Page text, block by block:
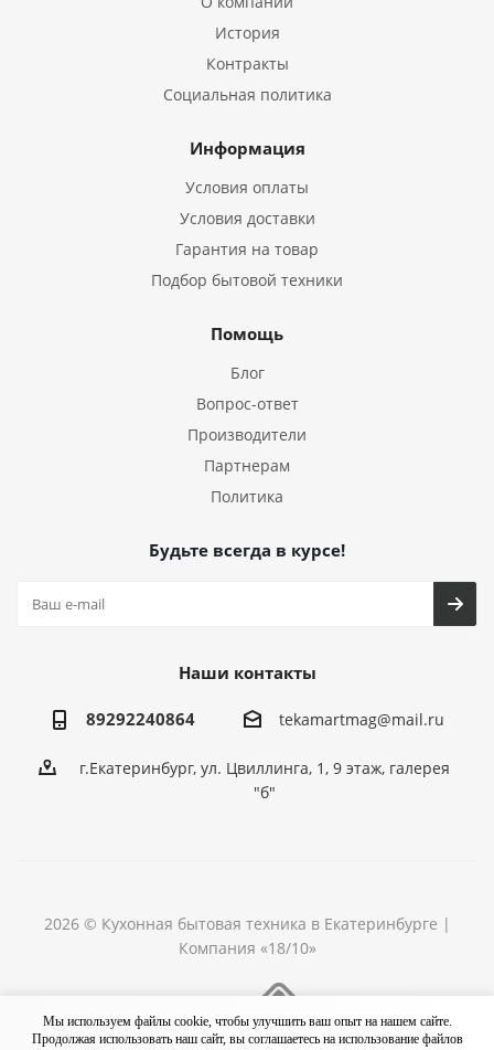
История
Контракты
Социальная политика
Информация
Условия оплаты
Условия доставки
Гарантия на товар
Подбор бытовой техники
Помощь
Блог
Вопрос-ответ
Производители
Партнерам
Политика
Будьте всегда в курсе!
Наши контакты
89292240864 tekamartmag@mail.ru
г.Екатеринбург, ул. Цвиллинга, 1, 9 этаж, галерея
"б"
2026 © Кухонная бытовая техника в Екатеринбурге |
Компания «18/10»
Мы используем файлы cookie, чтобы улучшить ваш опыт на нашем сайте.
Продолжая использовать наш сайт, вы соглашаетесь на использование файлов